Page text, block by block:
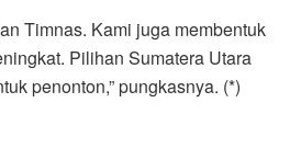
Timnas. Kami juga membentuk
Pilihan Sumatera Utara
penonton,” pungkasnya. (*)